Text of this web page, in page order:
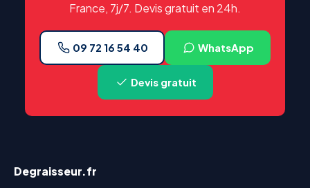
France, 7j/7. Devis gratuit en 24h.
09 72 16 54 40 WhatsApp
Devis gratuit
Degraisseur.fr